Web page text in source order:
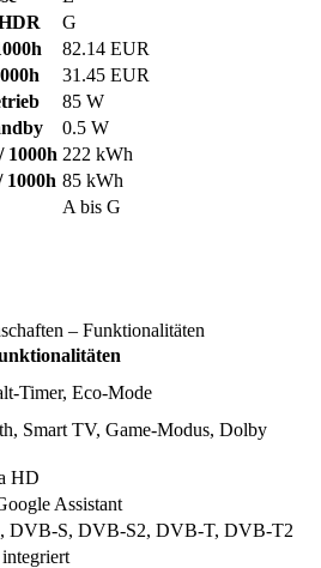
G
82.14 EUR
31.45 EUR
85 W
0.5 W
1000h 222 kWh
85 kWh
A bis G
– Funktionalitäten
Timer, Eco-Mode
Smart TV, Game-Modus, Dolby
HD
Assistant
DVB-S, DVB-S2, DVB-T, DVB-T2